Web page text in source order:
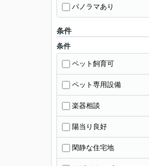
パノラマあり
条件
条件
ペット飼育可
ペット専用設備
楽器相談
陽当り良好
閑静な住宅地